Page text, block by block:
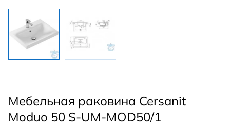
Мебельная раковина Cersanit
Moduo 50 S-UM-MOD50/1